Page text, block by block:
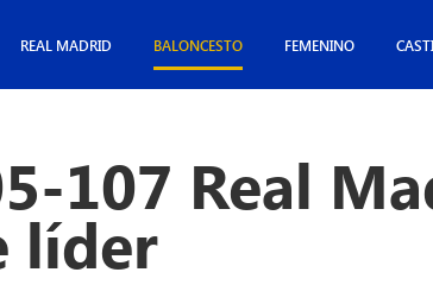
REAL MADRID BALONCESTO FEMENINO
107 Real
líder